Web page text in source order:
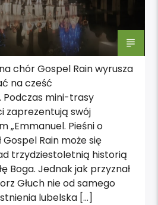
chór Gospel Rain wyrusza
na cześć
Podczas mini-trasy
zaprezentują swój
„Emmanuel. Pieśni o
Gospel Rain może się
trzydziestoletnią historią
Boga. Jednak jak przyznał
Głuch nie od samego
lubelska […]